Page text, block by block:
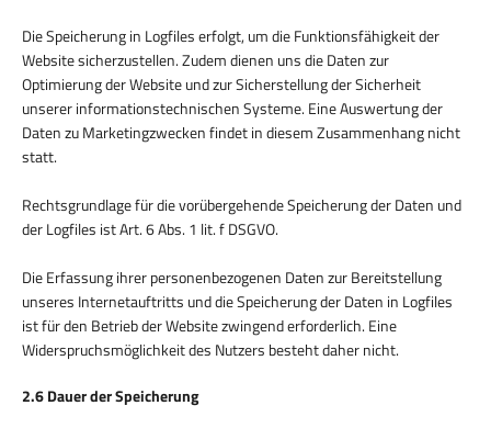
Die Speicherung in Logfiles erfolgt, um die Funktionsfähigkeit der
Website sicherzustellen. Zudem dienen uns die Daten zur
Optimierung der Website und zur Sicherstellung der Sicherheit
unserer informationstechnischen Systeme. Eine Auswertung der
Daten zu Marketingzwecken findet in diesem Zusammenhang nicht
statt.
Rechtsgrundlage für die vorübergehende Speicherung der Daten und
der Logfiles ist Art. 6 Abs. 1 lit. f DSGVO.
Die Erfassung ihrer personenbezogenen Daten zur Bereitstellung
unseres Internetauftritts und die Speicherung der Daten in Logfiles
ist für den Betrieb der Website zwingend erforderlich. Eine
Widerspruchsmöglichkeit des Nutzers besteht daher nicht.
2.6 Dauer der Speicherung